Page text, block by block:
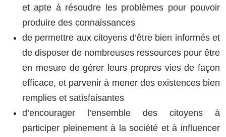
et apte à résoudre les problèmes pour pouvoir
produire des connaissances
de permettre aux citoyens d’être bien informés et
de disposer de nombreuses ressources pour être
en mesure de gérer leurs propres vies de façon
efficace, et parvenir à mener des existences bien
remplies et satisfaisantes
d’encourager l’ensemble des citoyens à
participer pleinement à la société et à influencer